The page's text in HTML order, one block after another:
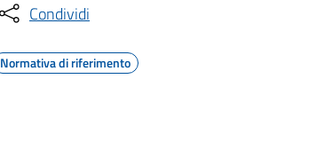
Condividi
Normativa di riferimento